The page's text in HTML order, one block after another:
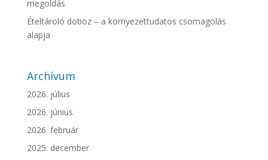
megoldás
Ételtároló doboz – a környezettudatos csomagolás
alapja
Archívum
2026. július
2026. június
2026. február
2025. december